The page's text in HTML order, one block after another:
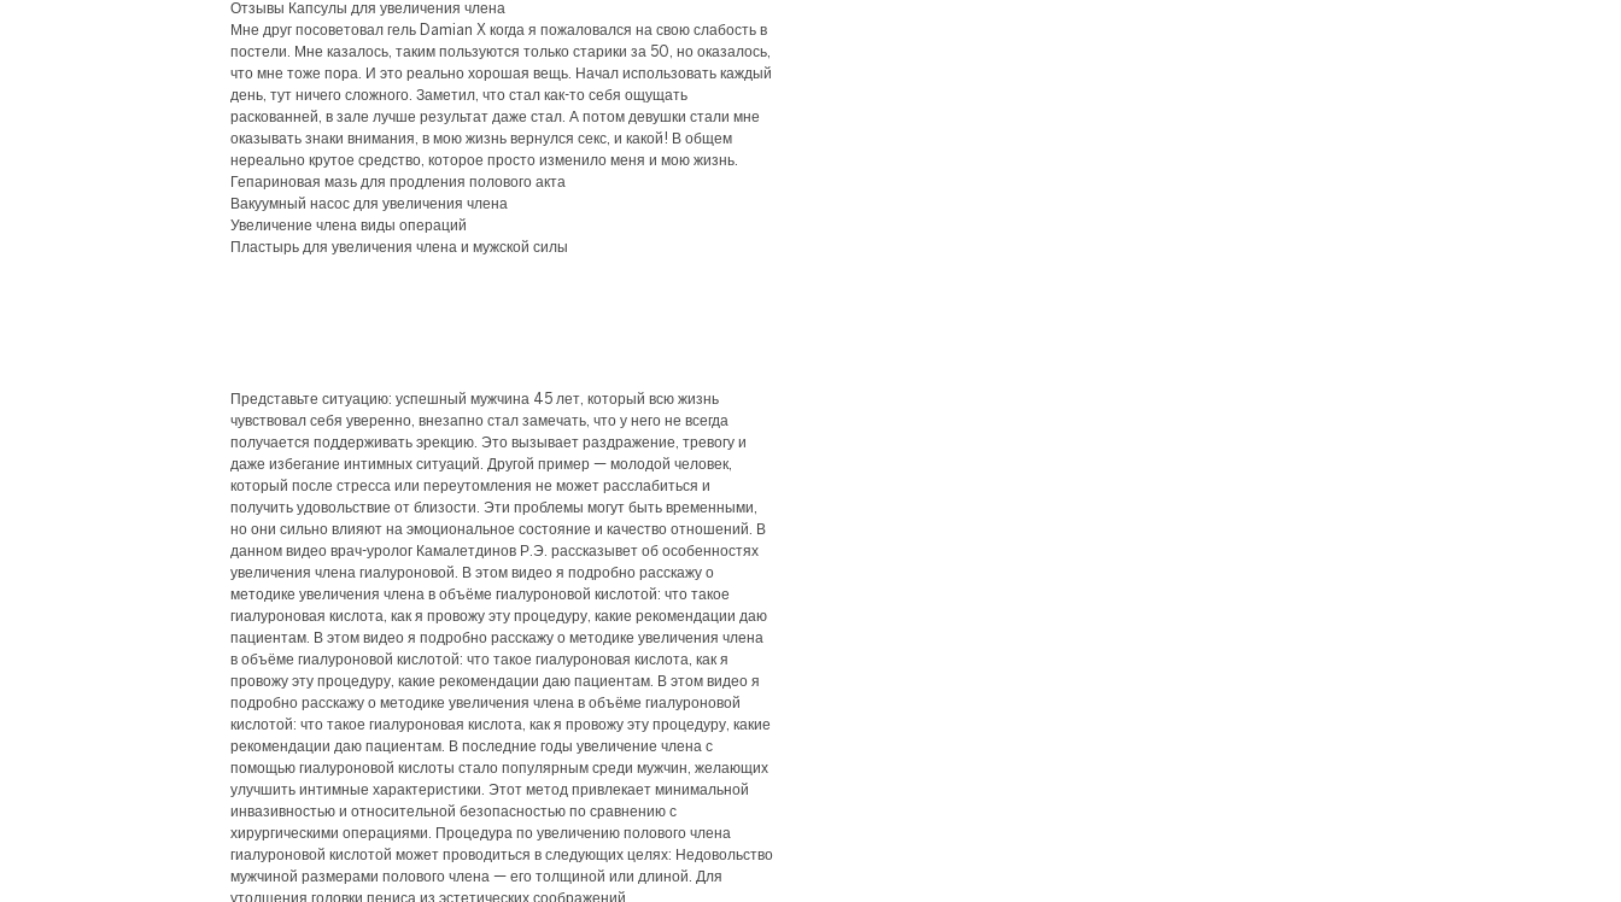
Отзывы Капсулы для увеличения члена
Мне друг посоветовал гель Damian X когда я пожаловался на свою слабость в
постели. Мне казалось, таким пользуются только старики за 50, но оказалось,
что мне тоже пора. И это реально хорошая вещь. Начал использовать каждый
день, тут ничего сложного. Заметил, что стал как-то себя ощущать
раскованней, в зале лучше результат даже стал. А потом девушки стали мне
оказывать знаки внимания, в мою жизнь вернулся секс, и какой! В общем
нереально крутое средство, которое просто изменило меня и мою жизнь.
Гепариновая мазь для продления полового акта
Вакуумный насос для увеличения члена
Увеличение члена виды операций
Пластырь для увеличения члена и мужской силы
Представьте ситуацию: успешный мужчина 45 лет, который всю жизнь
чувствовал себя уверенно, внезапно стал замечать, что у него не всегда
получается поддерживать эрекцию. Это вызывает раздражение, тревогу и
даже избегание интимных ситуаций. Другой пример — молодой человек,
который после стресса или переутомления не может расслабиться и
получить удовольствие от близости. Эти проблемы могут быть временными,
но они сильно влияют на эмоциональное состояние и качество отношений. В
данном видео врач-уролог Камалетдинов Р.Э. рассказывет об особенностях
увеличения члена гиалуроновой. В этом видео я подробно расскажу о
методике увеличения члена в объёме гиалуроновой кислотой: что такое
гиалуроновая кислота, как я провожу эту процедуру, какие рекомендации даю
пациентам. В этом видео я подробно расскажу о методике увеличения члена
в объёме гиалуроновой кислотой: что такое гиалуроновая кислота, как я
провожу эту процедуру, какие рекомендации даю пациентам. В этом видео я
подробно расскажу о методике увеличения члена в объёме гиалуроновой
кислотой: что такое гиалуроновая кислота, как я провожу эту процедуру, какие
рекомендации даю пациентам. В последние годы увеличение члена с
помощью гиалуроновой кислоты стало популярным среди мужчин, желающих
улучшить интимные характеристики. Этот метод привлекает минимальной
инвазивностью и относительной безопасностью по сравнению с
хирургическими операциями. Процедура по увеличению полового члена
гиалуроновой кислотой может проводиться в следующих целях: Недовольство
мужчиной размерами полового члена — его толщиной или длиной. Для
утолщения головки пениса из эстетических соображений.